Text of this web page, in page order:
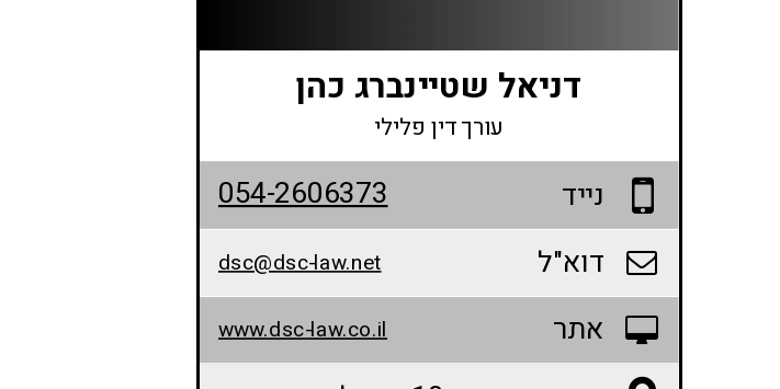
דניאל שטיינברג כהן
עורך דין פלילי
נייד
054-2606373
דוא"ל
dsc@dsc-law.net
אתר www.dsc-law.co.il